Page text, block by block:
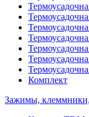
Комплект
Зажимы,